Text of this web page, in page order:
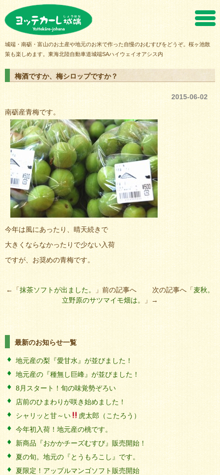
城端・南砺・富山のお土産や地元のお米で作った自慢のおむすびをどうぞ。桜ヶ池散
策も楽しめます。東海北陸自動車道城端SAハイウェイオアシス内
梅酒ですか、梅シロップですか？
2015-06-02
南砺産青梅です。
今年は風にあったり、晴天続きで
大きくならなかったりで少ない入荷
ですが、お奨めの青梅です。
←「抹茶ソフトが出ました。 」前の記事へ 次の記事へ「麦秋。
立野原のサツマイモ畑は。
」→
最新のお知らせ一覧
地元産の梨『愛甘水』が並びました！
地元産の『種無し巨峰』が並びました！
8月スタート！旬の味覚勢ぞろい
店前のひまわりが咲き始めました！
シャリッと甘～い
虎太郎（こたろう）
今年初入荷！地元産の桃です。
新商品『おかかチーズむすび』販売開始！
夏の旬。地元の『とうもろこし』です。
夏限定！アップルマンゴソフト販売開始